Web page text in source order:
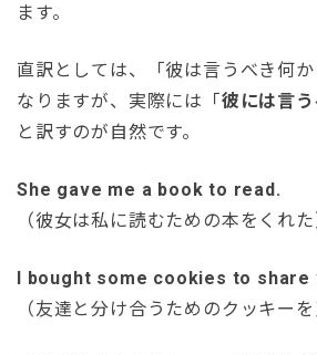
ます。
直訳としては、「彼は言うべき何
なりますが、実際には「彼には言
と訳すのが自然です。
She gave me a book to read.
（彼女は私に読むための本をくれた
I bought some cookies to share
（友達と分け合うためのクッキーを